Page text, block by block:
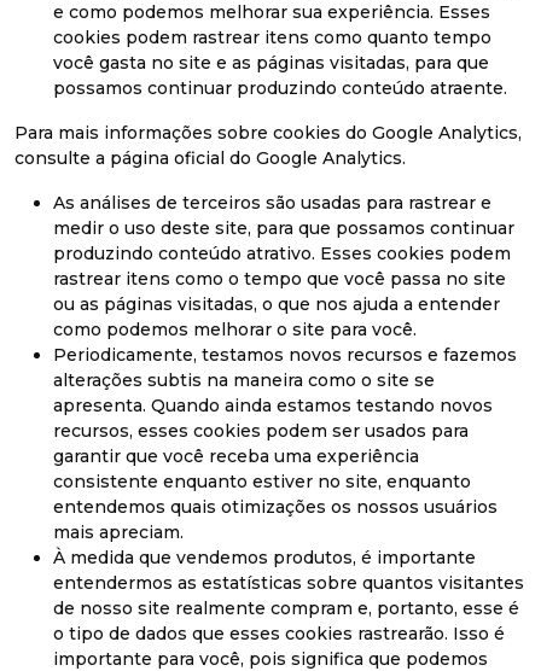
e como podemos melhorar sua experiência. Esses
cookies podem rastrear itens como quanto tempo
você gasta no site e as páginas visitadas, para que
possamos continuar produzindo conteúdo atraente.
Para mais informações sobre cookies do Google Analytics,
consulte a página oficial do Google Analytics.
As análises de terceiros são usadas para rastrear e
medir o uso deste site, para que possamos continuar
produzindo conteúdo atrativo. Esses cookies podem
rastrear itens como o tempo que você passa no site
ou as páginas visitadas, o que nos ajuda a entender
como podemos melhorar o site para você.
Periodicamente, testamos novos recursos e fazemos
alterações subtis na maneira como o site se
apresenta. Quando ainda estamos testando novos
recursos, esses cookies podem ser usados ​​para
garantir que você receba uma experiência
consistente enquanto estiver no site, enquanto
entendemos quais otimizações os nossos usuários
mais apreciam.
À medida que vendemos produtos, é importante
entendermos as estatísticas sobre quantos visitantes
de nosso site realmente compram e, portanto, esse é
o tipo de dados que esses cookies rastrearão. Isso é
importante para você, pois significa que podemos